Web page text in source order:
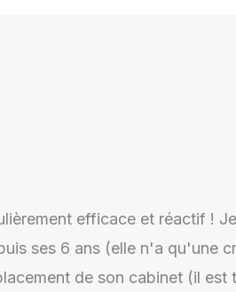
efficace et réactif !
ses 6 ans (elle n'a qu'une
de son cabinet (il est